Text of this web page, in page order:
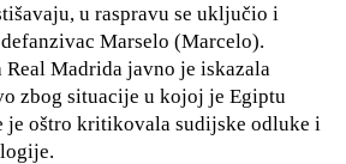
u raspravu se uključio i
Marselo (Marcelo).
Madrida javno je iskazala
zbog situacije u kojoj je Egiptu
je oštro kritikovala sudijske odluke i